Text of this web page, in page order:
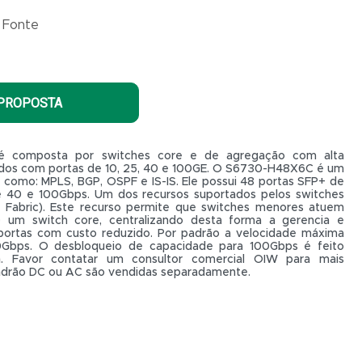
Fonte
composta por switches core e de agregação com alta
com portas de 10, 25, 40 e 100GE. O S6730-H48X6C é um
MPLS, BGP, OSPF e IS-IS. Ele possui 48 portas SFP+ de
40 e 100Gbps. Um dos recursos suportados pelos switches
Este recurso permite que switches menores atuem
switch core, centralizando desta forma a gerencia e
com custo reduzido. Por padrão a velocidade máxima
O desbloqueio de capacidade para 100Gbps é feito
Favor contatar um consultor comercial OIW para mais
DC ou AC são vendidas separadamente.